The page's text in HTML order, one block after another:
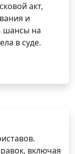
акт,
и
шансы на
в суде.
включая